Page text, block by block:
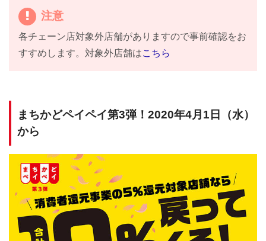
注意
各チェーン店対象外店舗がありますので事前確認をお
すすめします。対象外店舗はこちら
まちかどペイペイ第3弾！2020年4月1日（水）
から